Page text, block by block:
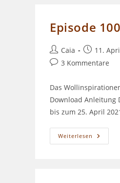
Episode
Beitrags-
Autor:
Caia
Beitrag
11.
Beitrags-
3 Kommentare
Das
Download Anleitung
bis zum 25. April
Weiterlesen Episode
100